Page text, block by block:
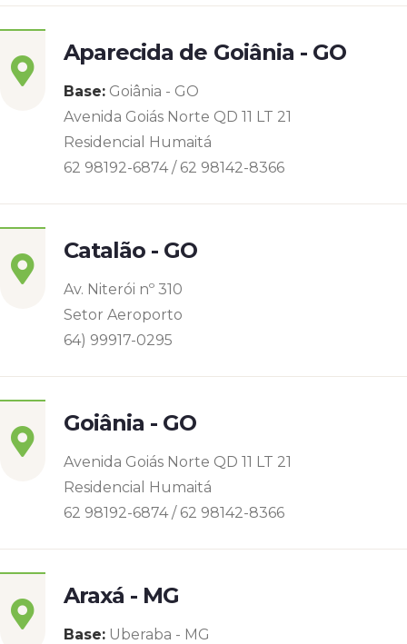
Aparecida de Goiânia - GO
Base: Goiânia - GO
Avenida Goiás Norte QD 11 LT 21
Residencial Humaitá
62 98192-6874 / 62 98142-8366
Catalão - GO
Av. Niterói nº 310
Setor Aeroporto
64) 99917-0295
Goiânia - GO
Avenida Goiás Norte QD 11 LT 21
Residencial Humaitá
62 98192-6874 / 62 98142-8366
Araxá - MG
Base: Uberaba - MG